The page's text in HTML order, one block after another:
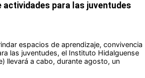
para las juventudes
espacios de aprendizaje, convivencia
las juventudes, el Instituto Hidalguense
llevará a cabo, durante agosto, un